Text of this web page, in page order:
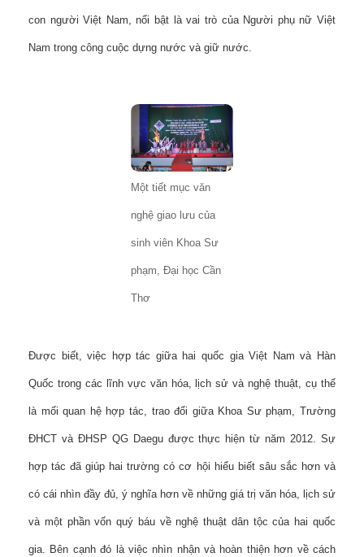
con người Việt Nam, nổi bật là vai trò của Người phụ nữ Việt
Nam trong công cuộc dựng nước và giữ nước.
Một tiết mục văn
nghệ giao lưu của
sinh viên Khoa Sư
phạm, Đại học Cần
Thơ
Được biết, việc hợp tác giữa hai quốc gia Việt Nam và Hàn
Quốc trong các lĩnh vực văn hóa, lịch sử và nghệ thuật, cụ thể
là mối quan hệ hợp tác, trao đổi giữa Khoa Sư phạm, Trường
ĐHCT và ĐHSP QG Daegu được thực hiện từ năm 2012. Sự
hợp tác đã giúp hai trường có cơ hội hiểu biết sâu sắc hơn và
có cái nhìn đầy đủ, ý nghĩa hơn về những giá trị văn hóa, lịch sử
và một phần vốn quý báu về nghệ thuật dân tộc của hai quốc
gia. Bên cạnh đó là việc nhìn nhận và hoàn thiện hơn về cách